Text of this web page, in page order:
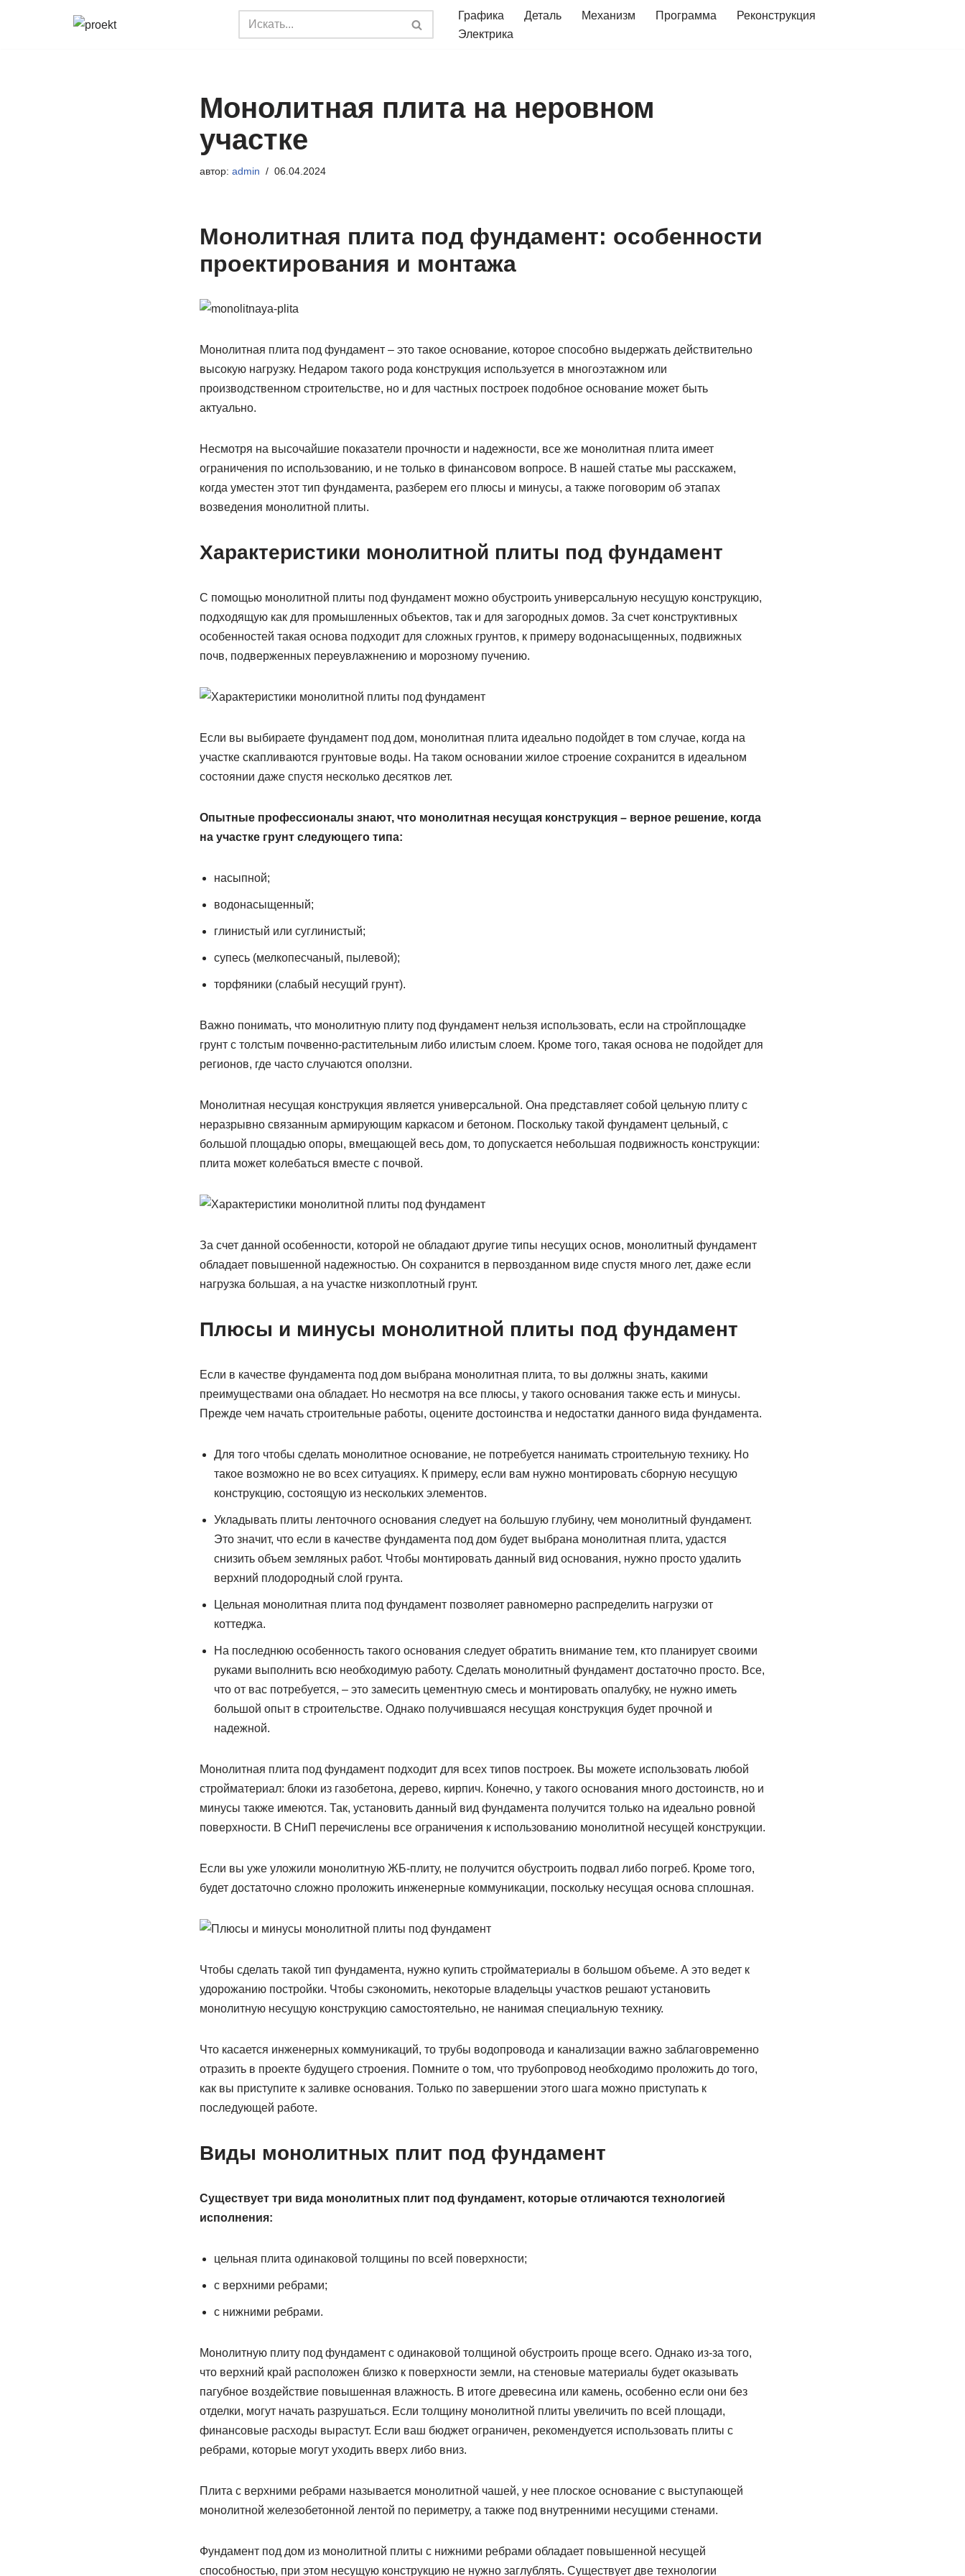
Графика Деталь Механизм Программа
Реконструкция
Электрика
Монолитная плита на неровном
участке
автор: admin 06.04.2024
Монолитная плита под фундамент: особенности
проектирования и монтажа
Монолитная плита под фундамент – это такое основание, которое способно выдержать действительно
высокую нагрузку. Недаром такого рода конструкция используется в многоэтажном или
производственном строительстве, но и для частных построек подобное основание может быть
актуально.
Несмотря на высочайшие показатели прочности и надежности, все же монолитная плита имеет
ограничения по использованию, и не только в финансовом вопросе. В нашей статье мы расскажем,
когда уместен этот тип фундамента, разберем его плюсы и минусы, а также поговорим об этапах
возведения монолитной плиты.
Характеристики монолитной плиты под фундамент
С помощью монолитной плиты под фундамент можно обустроить универсальную несущую конструкцию,
подходящую как для промышленных объектов, так и для загородных домов. За счет конструктивных
особенностей такая основа подходит для сложных грунтов, к примеру водонасыщенных, подвижных
почв, подверженных переувлажнению и морозному пучению.
Если вы выбираете фундамент под дом, монолитная плита идеально подойдет в том случае, когда на
участке скапливаются грунтовые воды. На таком основании жилое строение сохранится в идеальном
состоянии даже спустя несколько десятков лет.
Опытные профессионалы знают, что монолитная несущая конструкция – верное решение, когда
на участке грунт следующего типа:
насыпной;
водонасыщенный;
глинистый или суглинистый;
супесь (мелкопесчаный, пылевой);
торфяники (слабый несущий грунт).
Важно понимать, что монолитную плиту под фундамент нельзя использовать, если на стройплощадке
грунт с толстым почвенно-растительным либо илистым слоем. Кроме того, такая основа не подойдет для
регионов, где часто случаются оползни.
Монолитная несущая конструкция является универсальной. Она представляет собой цельную плиту с
неразрывно связанным армирующим каркасом и бетоном. Поскольку такой фундамент цельный, с
большой площадью опоры, вмещающей весь дом, то допускается небольшая подвижность конструкции:
плита может колебаться вместе с почвой.
За счет данной особенности, которой не обладают другие типы несущих основ, монолитный фундамент
обладает повышенной надежностью. Он сохранится в первозданном виде спустя много лет, даже если
нагрузка большая, а на участке низкоплотный грунт.
Плюсы и минусы монолитной плиты под фундамент
Если в качестве фундамента под дом выбрана монолитная плита, то вы должны знать, какими
преимуществами она обладает. Но несмотря на все плюсы, у такого основания также есть и минусы.
Прежде чем начать строительные работы, оцените достоинства и недостатки данного вида фундамента.
Для того чтобы сделать монолитное основание, не потребуется нанимать строительную технику. Но
такое возможно не во всех ситуациях. К примеру, если вам нужно монтировать сборную несущую
конструкцию, состоящую из нескольких элементов.
Укладывать плиты ленточного основания следует на большую глубину, чем монолитный фундамент.
Это значит, что если в качестве фундамента под дом будет выбрана монолитная плита, удастся
снизить объем земляных работ. Чтобы монтировать данный вид основания, нужно просто удалить
верхний плодородный слой грунта.
Цельная монолитная плита под фундамент позволяет равномерно распределить нагрузки от
коттеджа.
На последнюю особенность такого основания следует обратить внимание тем, кто планирует своими
руками выполнить всю необходимую работу. Сделать монолитный фундамент достаточно просто. Все,
что от вас потребуется, – это замесить цементную смесь и монтировать опалубку, не нужно иметь
большой опыт в строительстве. Однако получившаяся несущая конструкция будет прочной и
надежной.
Монолитная плита под фундамент подходит для всех типов построек. Вы можете использовать любой
стройматериал: блоки из газобетона, дерево, кирпич. Конечно, у такого основания много достоинств, но и
минусы также имеются. Так, установить данный вид фундамента получится только на идеально ровной
поверхности. В СНиП перечислены все ограничения к использованию монолитной несущей конструкции.
Если вы уже уложили монолитную ЖБ-плиту, не получится обустроить подвал либо погреб. Кроме того,
будет достаточно сложно проложить инженерные коммуникации, поскольку несущая основа сплошная.
Чтобы сделать такой тип фундамента, нужно купить стройматериалы в большом объеме. А это ведет к
удорожанию постройки. Чтобы сэкономить, некоторые владельцы участков решают установить
монолитную несущую конструкцию самостоятельно, не нанимая специальную технику.
Что касается инженерных коммуникаций, то трубы водопровода и канализации важно заблаговременно
отразить в проекте будущего строения. Помните о том, что трубопровод необходимо проложить до того,
как вы приступите к заливке основания. Только по завершении этого шага можно приступать к
последующей работе.
Виды монолитных плит под фундамент
Существует три вида монолитных плит под фундамент, которые отличаются технологией
исполнения:
цельная плита одинаковой толщины по всей поверхности;
с верхними ребрами;
с нижними ребрами.
Монолитную плиту под фундамент с одинаковой толщиной обустроить проще всего. Однако из-за того,
что верхний край расположен близко к поверхности земли, на стеновые материалы будет оказывать
пагубное воздействие повышенная влажность. В итоге древесина или камень, особенно если они без
отделки, могут начать разрушаться. Если толщину монолитной плиты увеличить по всей площади,
финансовые расходы вырастут. Если ваш бюджет ограничен, рекомендуется использовать плиты с
ребрами, которые могут уходить вверх либо вниз.
Плита с верхними ребрами называется монолитной чашей, у нее плоское основание с выступающей
монолитной железобетонной лентой по периметру, а также под внутренними несущими стенами.
Фундамент под дом из монолитной плиты с нижними ребрами обладает повышенной несущей
способностью, при этом несущую конструкцию не нужно заглублять. Существует две технологии